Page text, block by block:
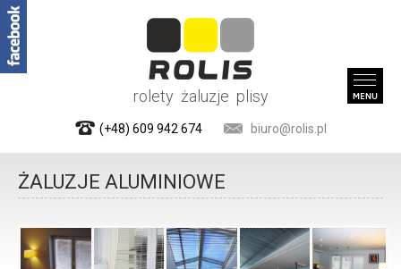
rolety żaluzje plisy
(+48) 609 942 674 biuro@rolis.pl
ŻALUZJE ALUMINIOWE